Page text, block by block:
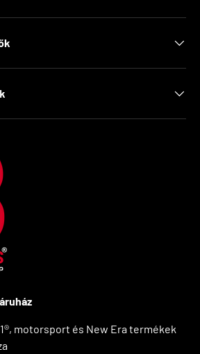
motorsport és New Era termékek